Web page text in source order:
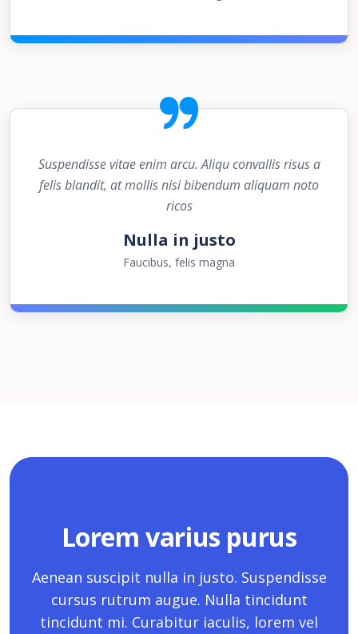
Suspendisse vitae enim arcu. Aliqu convallis risus a
felis blandit, at mollis nisi bibendum aliquam noto
ricos
Nulla in justo
Faucibus, felis magna
Lorem varius purus
Aenean suscipit nulla in justo. Suspendisse
cursus rutrum augue. Nulla tincidunt
tincidunt mi. Curabitur iaculis, lorem vel